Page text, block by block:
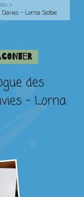
– Lorna Scobie
des
– Lorna